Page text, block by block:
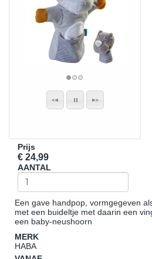
Prijs
€ 24,99
AANTAL
Een gave handpop, vormgegeven
met een buideltje met daarin een
een baby-neushoorn
MERK
HABA